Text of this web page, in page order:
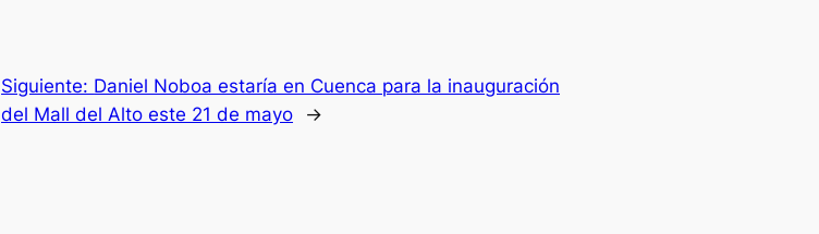
Siguiente: Daniel Noboa estaría en Cuenca para la inauguración
del Mall del Alto este 21 de mayo
→